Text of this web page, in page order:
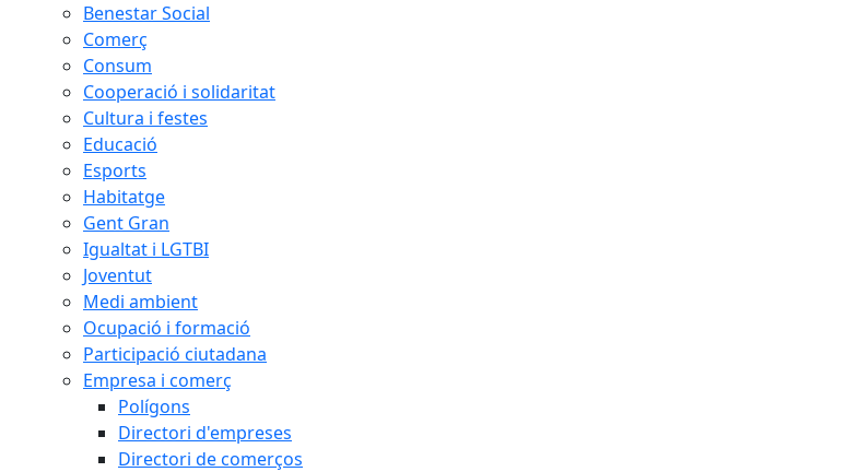
Benestar Social
Comerç
Consum
Cooperació i solidaritat
Cultura i festes
Educació
Esports
Habitatge
Gent Gran
Igualtat i LGTBI
Joventut
Medi ambient
Ocupació i formació
Participació ciutadana
Empresa i comerç
Polígons
Directori d'empreses
Directori de comerços